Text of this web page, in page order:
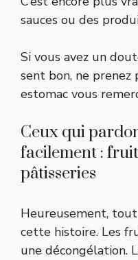
sauces ou des
Si vous avez un
sent bon, ne prenez
estomac vous
Ceux qui
facilement :
pâtisseries
Heureusement, tout
cette histoire. Les
une décongélation.